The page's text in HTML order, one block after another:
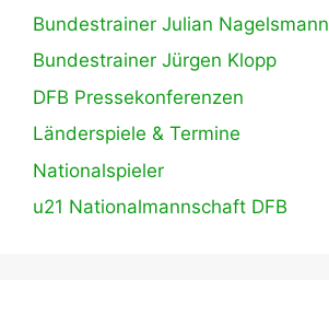
Bundestrainer Julian Nagelsmann
Bundestrainer Jürgen Klopp
DFB Pressekonferenzen
Länderspiele & Termine
Nationalspieler
u21 Nationalmannschaft DFB